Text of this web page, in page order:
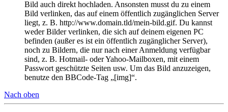
Bild auch direkt hochladen. Ansonsten musst du zu einem
Bild verlinken, das auf einem öffentlich zugänglichen Server
liegt, z. B. http://www.domain.tld/mein-bild.gif. Du kannst
weder Bilder verlinken, die sich auf deinem eigenen PC
befinden (außer es ist ein öffentlich zugänglicher Server),
noch zu Bildern, die nur nach einer Anmeldung verfügbar
sind, z. B. Hotmail- oder Yahoo-Mailboxen, mit einem
Passwort geschützte Seiten usw. Um das Bild anzuzeigen,
benutze den BBCode-Tag „[img]“.
Nach oben